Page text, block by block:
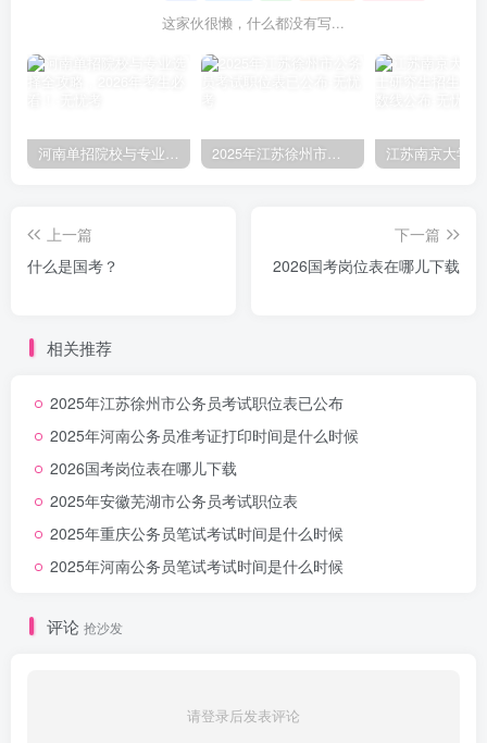
这家伙很懒，什么都没有写...
河南单招院校与专业选择全攻略，2026年考生必看！ 2025年江苏徐州市公务员考试职位表已公布
上一篇
什么是国考？
下一篇
2026国考岗位表在哪儿下载
相关推荐
2025年江苏徐州市公务员考试职位表已公布
2025年河南公务员准考证打印时间是什么时候
2026国考岗位表在哪儿下载
2025年安徽芜湖市公务员考试职位表
2025年重庆公务员笔试考试时间是什么时候
2025年河南公务员笔试考试时间是什么时候
评论 抢沙发
请登录后发表评论